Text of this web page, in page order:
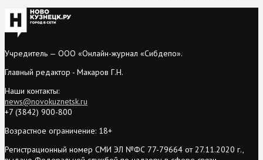
Учредитель — ООО «Онлайн-журнал «Сибдепо».
Главный редактор - Макаров Г.Н.
Наши контакты:
news@novokuznetsk.ru
+7 (3842) 900-800
Возрастное ограничение: 18+
Регистрационный номер СМИ ЭЛ №ФС 77-79664 от 27.11.2020 г.,